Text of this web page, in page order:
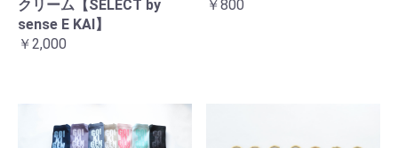
クリーム【SELECT by
sense E KAI】
￥2,000
￥800